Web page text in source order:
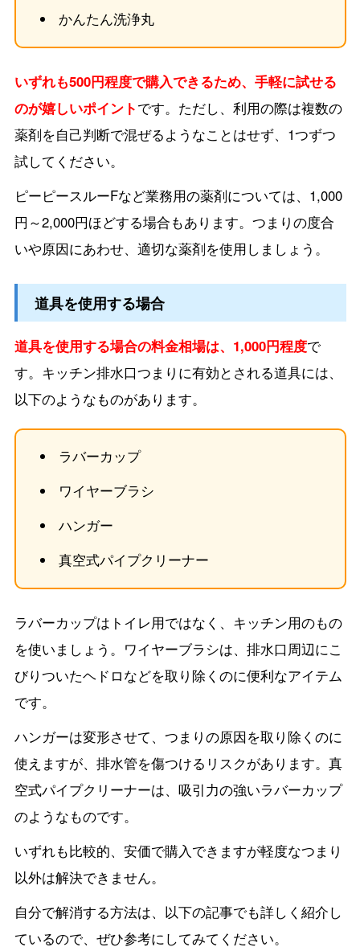
かんたん洗浄丸
いずれも500円程度で購入できるため、手軽に試せる
のが嬉しいポイントです。ただし、利用の際は複数の
薬剤を自己判断で混ぜるようなことはせず、1つずつ
試してください。
ピーピースルーFなど業務用の薬剤については、1,000
円～2,000円ほどする場合もあります。つまりの度合
いや原因にあわせ、適切な薬剤を使用しましょう。
道具を使用する場合
道具を使用する場合の料金相場は、1,000円程度で
す。キッチン排水口つまりに有効とされる道具には、
以下のようなものがあります。
ラバーカップ
ワイヤーブラシ
ハンガー
真空式パイプクリーナー
ラバーカップはトイレ用ではなく、キッチン用のもの
を使いましょう。ワイヤーブラシは、排水口周辺にこ
びりついたヘドロなどを取り除くのに便利なアイテム
です。
ハンガーは変形させて、つまりの原因を取り除くのに
使えますが、排水管を傷つけるリスクがあります。真
空式パイプクリーナーは、吸引力の強いラバーカップ
のようなものです。
いずれも比較的、安価で購入できますが軽度なつまり
以外は解決できません。
自分で解消する方法は、以下の記事でも詳しく紹介し
ているので、ぜひ参考にしてみてください。